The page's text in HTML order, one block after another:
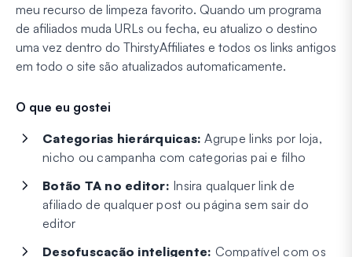
meu recurso de limpeza favorito. Quando um programa
de afiliados muda URLs ou fecha, eu atualizo o destino
uma vez dentro do ThirstyAffiliates e todos os links antigos
em todo o site são atualizados automaticamente.
O que eu gostei
Categorias hierárquicas: Agrupe links por loja,
nicho ou campanha com categorias pai e filho
Botão TA no editor: Insira qualquer link de
afiliado de qualquer post ou página sem sair do
editor
Desofuscação inteligente: Compatível com os